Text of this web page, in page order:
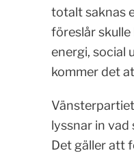
totalt saknas
föreslår
energi, social
kommer det
lyssnar in
Det gäller att